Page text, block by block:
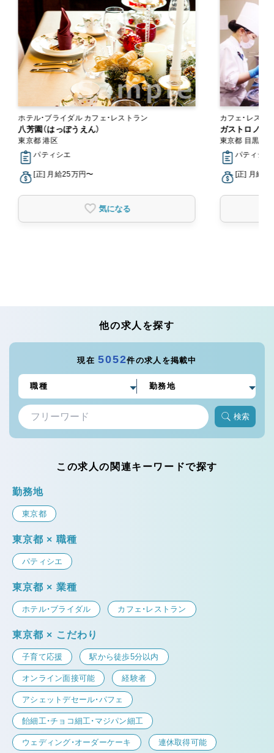
ホテル・ブライダル カフェ・レストラン
八芳園（はっぽうえん）
東京都 港区
パティシエ
[正] 月給25万円〜
気になる
カフェ・レスト
ガストロノミ
東京都 目黒区
パティシエ
[正] 月給
他の求人を探す
現在5052件の求人を掲載中
検索
この求人の関連キーワードで探す
勤務地
東京都
東京都 × 職種
パティシエ
東京都 × 業種
ホテル・ブライダル カフェ・レストラン
東京都 × こだわり
子育て応援 駅から徒歩5分以内
オンライン面接可能 経験者
アシェットデセール・パフェ
飴細工・チョコ細工・マジパン細工
ウェディング・オーダーケーキ 連休取得可能